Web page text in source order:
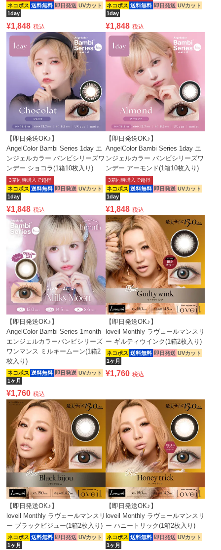
ネコポス 送料無料 即日発送 UVカット
1day
¥1,848 税込
ネコポス 送料無料 即日発送 UVカット
1day
¥1,848 税込
【即日発送OK♪】
AngelColor Bambi Series 1day エ
ンジェルカラー バンビシリーズワ
ンデー ショコラ(1箱10枚入り)
ネコポス 送料無料 即日発送 UVカット
1day
3箱同時購入で超得
¥1,848 税込
【即日発送OK♪】
AngelColor Bambi Series 1day エ
ンジェルカラー バンビシリーズワ
ンデー アーモンド(1箱10枚入り)
ネコポス 送料無料 即日発送 UVカット
1day
3箱同時購入で超得
¥1,848 税込
【即日発送OK♪】
AngelColor Bambi Series 1month
エンジェルカラーバンビシリーズ
ワンマンス ミルキームーン(1箱2
枚入り)
ネコポス 送料無料 即日発送 UVカット
1ヶ月
¥1,760 税込
【即日発送OK♪】
loveil Monthly ラヴェールマンスリ
ー ギルティウインク(1箱2枚入り)
ネコポス 送料無料 即日発送 UVカット
1ヶ月
¥1,760 税込
【即日発送OK♪】
loveil Monthly ラヴェールマンスリ
ー ブラックビジュー(1箱2枚入り)
ネコポス 送料無料 即日発送 UVカット
1ヶ月
【即日発送OK♪】
loveil Monthly ラヴェールマンスリ
ー ハニートリック(1箱2枚入り)
ネコポス 送料無料 即日発送 UVカット
1ヶ月